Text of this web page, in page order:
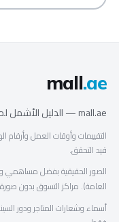
mall.ae
mall.ae — الدليل الأشمل لمراكز التسوق في إمارات الدولة السبع.
التقييمات وأوقات العمل وأرقام
قيد التحقق.
الصور الحقيقية بفضل مساهمي
العامة). مراكز التسوق بدون
أسماء وشعارات المتاجر ودور